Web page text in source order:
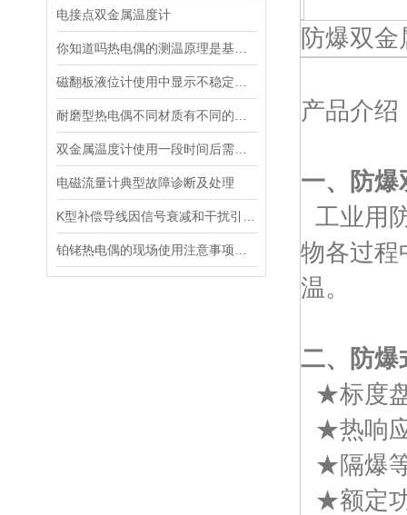
电接点双金属温度计
电磁流量计典型故障诊断及处理
防爆双
产品介绍
一、防爆
工业用
物各过程
温。
二、
防
★标度
★热响
★隔爆
★额定